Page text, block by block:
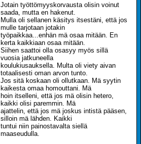
Jotain työttömyyskorvausta olisin voinut
saada, mutta en hakenut.
Mulla oli sellanen käsitys itsestäni, että jos
mulle tarjotaan jotakin
työpaikkaa...enhän mä osaa mitään. En
kerta kaikkiaan osaa mitään.
Siihen saattoi olla osasyy myös sillä
vuosia jatkuneella
koulukiusauksella. Multa oli viety aivan
totaalisesti oman arvon tunto.
Jos sitä koskaan oli ollutkaan. Mä syytin
kaikesta omaa homouttani. Mä
hoin itselleni, että jos mä olisin hetero,
kaikki olisi paremmin. Mä
ajattelin, että jos mä joskus intistä pääsen,
silloin mä lähden. Kaikki
tuntui niin painostavalta siellä
maaseudulla.